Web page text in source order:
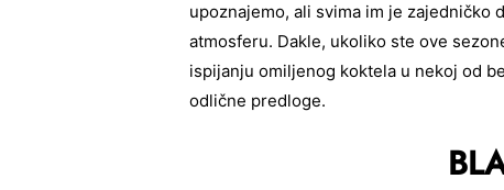
upoznajemo, ali svima im je zajedničko
atmosferu. Dakle, ukoliko ste ove
ispijanju omiljenog koktela u nekoj od
odlične predloge.